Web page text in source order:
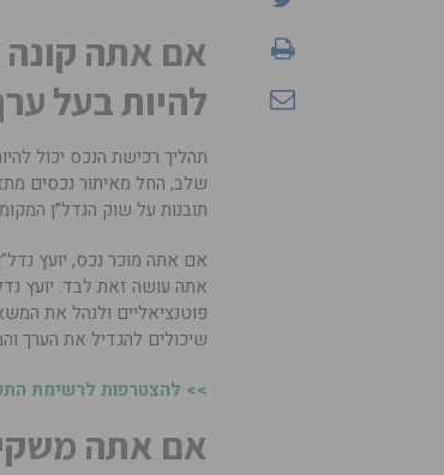
אם אתה קונה
להיות בעל
תהליך רכישת הנכס יכול
שלב, החל מאיתור נכסים
תובנות על שוק הנדל”ן
אם אתה מוכר נכס, יועץ
אתה עושה זאת לבד. יועץ
פוטנציאליים ולנהל את
שיכולים להגדיל את הערך
>> להצטרפות לרשימת
אם אתה משקיע